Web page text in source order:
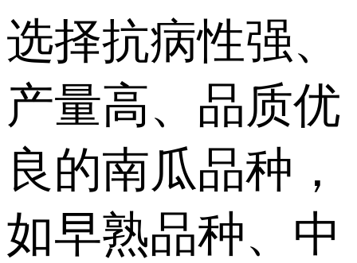
选择抗病性强、
产量高、品质优
良的南瓜品种，
如早熟品种、中